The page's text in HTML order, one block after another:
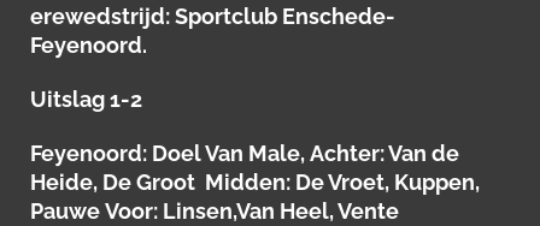
erewedstrijd: Sportclub Enschede-
Feyenoord.
Uitslag 1-2
Feyenoord: Doel Van Male, Achter: Van de
Heide, De Groot Midden: De Vroet, Kuppen,
Pauwe Voor: Linsen,Van Heel, Vente